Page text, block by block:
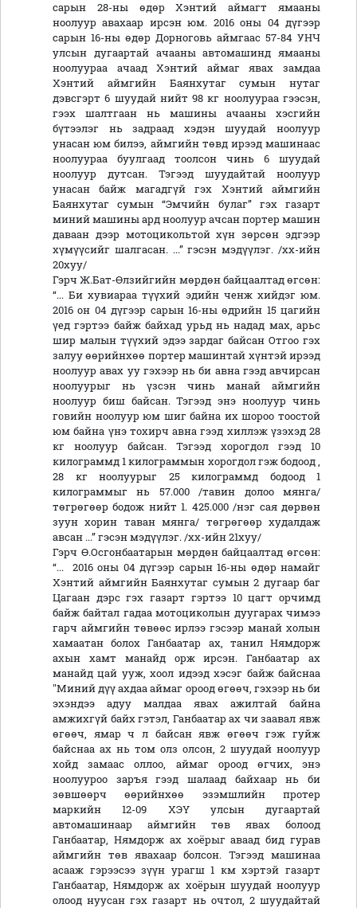
сарын 28-ны өдөр Хэнтий аймагт ямааны
ноолуур авахаар ирсэн юм. 2016 оны 04 дүгээр
сарын 16-ны өдөр Дорноговь аймгаас 57-84 УНЧ
улсын дугаартай ачааны автомашинд ямааны
ноолуураа ачаад Хэнтий аймаг явах замдаа
Хэнтий аймгийн Баянхутаг сумын нутаг
дэвсгэрт 6 шуудай нийт 98 кг ноолуураа гээсэн,
гээх шалтгаан нь машины ачааны хэсгийн
бүтээлэг нь задраад хэдэн шуудай ноолуур
унасан юм билээ, аймгийн төвд ирээд машинаас
ноолуураа буулгаад тоолсон чинь 6 шуудай
ноолуур дутсан. Тэгээд шуудайтай ноолуур
унасан байж магадгүй гэх Хэнтий аймгийн
Баянхутаг сумын “Эмчийн булаг” гэх газарт
миний машины ард ноолуур ачсан портер машин
даваан дээр мотоцикольтой хүн зөрсөн эдгээр
хүмүүсийг шалгасан. ...” гэсэн мэдүүлэг. /хх-ийн
20хуу/
Гэрч Ж.Бат-Өлзийгийн мөрдөн байцаалтад өгсөн:
“... Би хувиараа түүхий эдийн ченж хийдэг юм.
2016 он 04 дүгээр сарын 16-ны өдрийн 15 цагийн
үед гэртээ байж байхад урьд нь надад мах, арьс
шир малын түүхий эдээ зардаг байсан Отгоо гэх
залуу өөрийнхөө портер машинтай хүнтэй ирээд
ноолуур авах уу гэхээр нь би авна гээд авчирсан
ноолуурыг нь үзсэн чинь манай аймгийн
ноолуур биш байсан. Тэгээд энэ ноолуур чинь
говийн ноолуур юм шиг байна их шороо тоостой
юм байна үнэ тохирч авна гээд хиллэж үзэхэд 28
кг ноолуур байсан. Тэгээд хорогдол гээд 10
килограммд 1 килограммын хорогдол гэж бодоод ,
28 кг ноолуурыг 25 килограммд бодоод 1
килограммыг нь 57.000 /тавин долоо мянга/
төгрөгөөр бодож нийт 1. 425.000 /нэг сая дөрвөн
зуун хорин таван мянга/ төгрөгөөр худалдаж
авсан ...” гэсэн мэдүүлэг. /хх-ийн 21хуу/
Гэрч Ө.Осгонбаатарын мөрдөн байцаалтад өгсөн:
“... 2016 оны 04 дүгээр сарын 16-ны өдөр намайг
Хэнтий аймгийн Баянхутаг сумын 2 дугаар баг
Цагаан дэрс гэх газарт гэртээ 10 цагт орчимд
байж байтал гадаа мотоциколын дуугарах чимээ
гарч аймгийн төвөөс ирлээ гэсээр манай холын
хамаатан болох Ганбаатар ах, танил Нямдорж
ахын хамт манайд орж ирсэн. Ганбаатар ах
манайд цай ууж, хоол идээд хэсэг байж байснаа
"Миний дүү ахдаа аймаг ороод өгөөч, гэхээр нь би
эхэндээ адуу малдаа явах ажилтай байна
амжихгүй байх гэтэл, Ганбаатар ах чи заавал явж
өгөөч, ямар ч л байсан явж өгөөч гэж гуйж
байснаа ах нь том олз олсон, 2 шуудай ноолуур
хойд замаас оллоо, аймаг ороод өгчих, энэ
ноолууроо заръя гээд шалаад байхаар нь би
зөвшөөрч өөрийнхөө эзэмшлийн протер
маркийн 12-09 ХЭҮ улсын дугаартай
автомашинаар аймгийн төв явах болоод
Ганбаатар, Нямдорж ах хоёрыг аваад бид гурав
аймгийн төв явахаар болсон. Тэгээд машинаа
асааж гэрээсээ зүүн урагш 1 км хэртэй газарт
Ганбаатар, Нямдорж ах хоёрын шуудай ноолуур
олоод нуусан гэх газарт нь очтол, 2 шуудайтай